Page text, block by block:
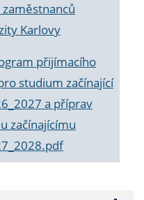
Karlovy
přijímacího
studium začínající
a příprav
začínajícímu